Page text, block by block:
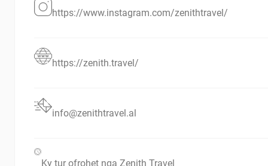
https://www.instagram.com/zenithtravel/
https://zenith.travel/
info@zenithtravel.al
Ky tur ofrohet nga Zenith Travel